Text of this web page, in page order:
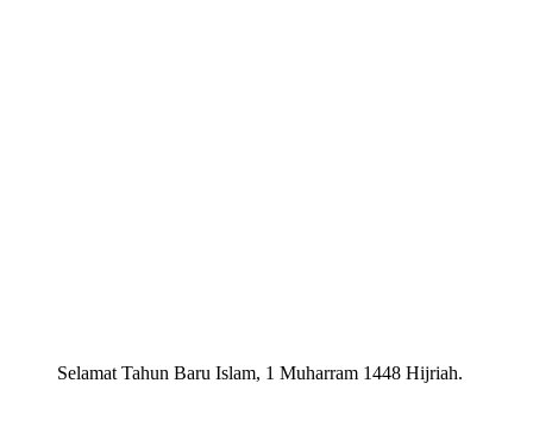
Selamat Tahun Baru Islam, 1 Muharram 1448 Hijriah.